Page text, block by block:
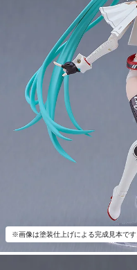
※画像は塗装仕上げによる完成見本です